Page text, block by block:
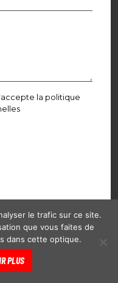
la politique
Mentions légales
le trafic sur ce site.
que vous faites de
dans cette optique.
PLUS